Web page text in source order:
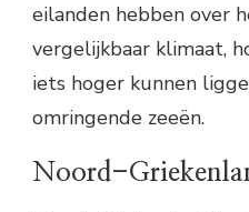
eilanden hebben over
vergelijkbaar klimaat,
iets hoger kunnen
omringende zeeën.
Noord-